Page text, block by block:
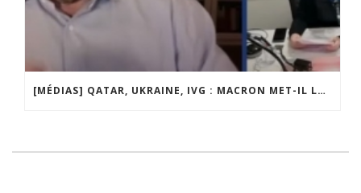
[MÉDIAS] QATAR, UKRAINE, IVG : MACRON MET-IL LA FRANCE EN DANGER ? JF POISSON INVITÉ DE LIGNE DROITE SUR RADIO COURTOISIE